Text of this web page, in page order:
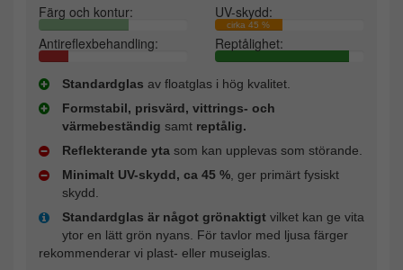
Färg och kontur: UV-skydd:
cirka 45 %
Antireflexbehandling: Reptålighet:
Standardglas av floatglas i hög kvalitet.
Formstabil, prisvärd, vittrings- och
värmebeständig samt reptålig.
Reflekterande yta som kan upplevas som störande.
Minimalt UV-skydd, ca 45 % , ger primärt fysiskt
skydd.
Standardglas är något grönaktigt vilket kan ge vita
ytor en lätt grön nyans. För tavlor med ljusa färger
rekommenderar vi plast- eller museiglas.